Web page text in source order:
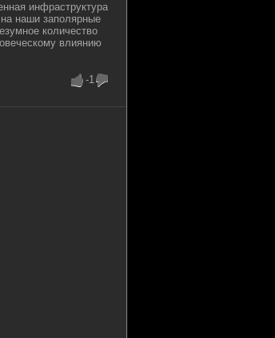
инфраструктура
наши заполярные
количество
влиянию
-1